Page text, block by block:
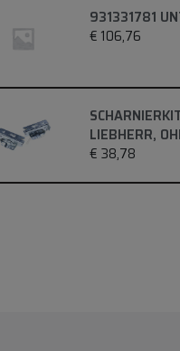
931331781
€ 106,76
LIEBHERR,
€ 38,78